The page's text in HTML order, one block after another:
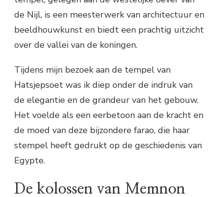
de Nijl, is een meesterwerk van architectuur en
beeldhouwkunst en biedt een prachtig uitzicht
over de vallei van de koningen.
Tijdens mijn bezoek aan de tempel van
Hatsjepsoet was ik diep onder de indruk van
de elegantie en de grandeur van het gebouw.
Het voelde als een eerbetoon aan de kracht en
de moed van deze bijzondere farao, die haar
stempel heeft gedrukt op de geschiedenis van
Egypte.
De kolossen van Memnon